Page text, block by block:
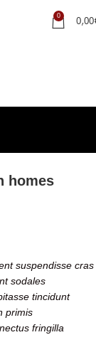
0 0,00
homes
suspendisse cras
sodales
tincidunt
primis
fringilla